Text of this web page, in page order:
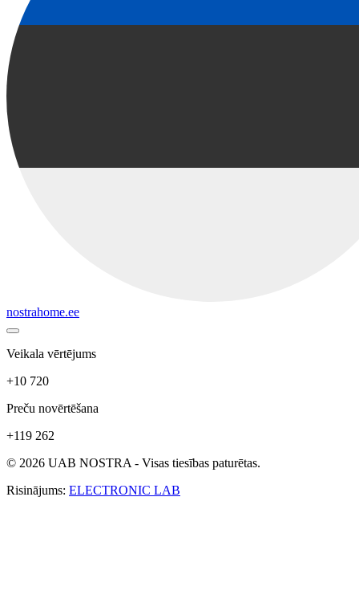
nostrahome.ee
Veikala vērtējums
+10 720
Preču novērtēšana
+119 262
© 2026 UAB NOSTRA - Visas tiesības paturētas.
Risinājums: ELECTRONIC LAB